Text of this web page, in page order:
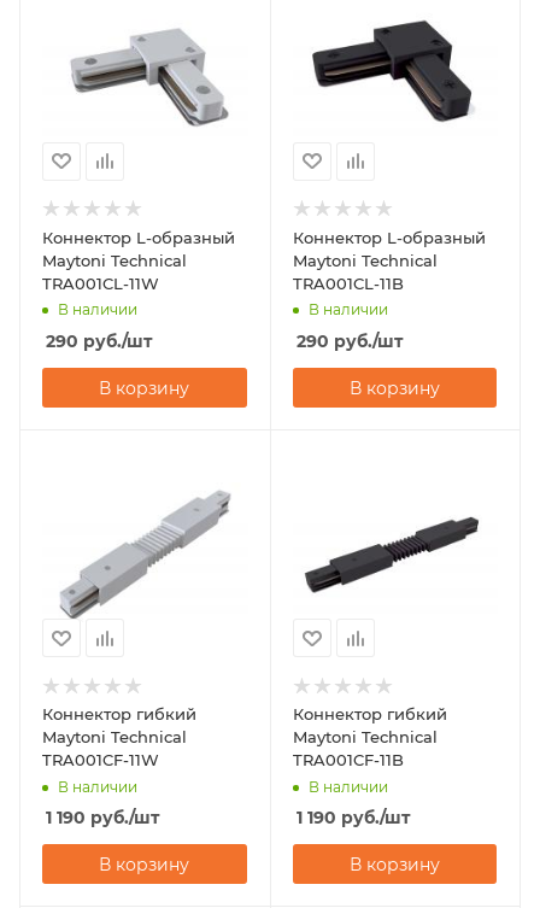
Коннектор L-образный
Maytoni Technical
TRA001CL-11W
В наличии
290 руб./шт
В корзину
Коннектор L-образный
Maytoni Technical
TRA001CL-11B
В наличии
290 руб./шт
В корзину
Коннектор гибкий
Maytoni Technical
TRA001CF-11W
В наличии
1 190 руб./шт
В корзину
Коннектор гибкий
Maytoni Technical
TRA001CF-11B
В наличии
1 190 руб./шт
В корзину